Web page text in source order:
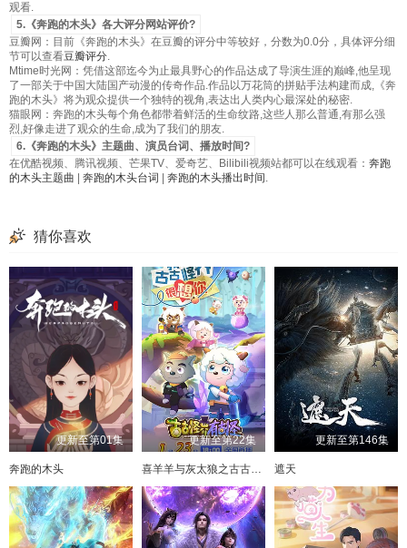
观看.
5.《奔跑的木头》各大评分网站评价?
豆瓣网：目前《奔跑的木头》在豆瓣的评分中等较好，分数为0.0分，具体评分细
节可以查看豆瓣评分.
Mtime时光网：凭借这部迄今为止最具野心的作品达成了导演生涯的巅峰,他呈现
了一部关于中国大陆国产动漫的传奇作品.作品以万花筒的拼贴手法构建而成,《奔
跑的木头》将为观众提供一个独特的视角,表达出人类内心最深处的秘密.
猫眼网：奔跑的木头每个角色都带着鲜活的生命纹路,这些人那么普通,有那么强
烈,好像走进了观众的生命,成为了我们的朋友.
6.《奔跑的木头》主题曲、演员台词、播放时间?
在优酷视频、腾讯视频、芒果TV、爱奇艺、Bilibili视频站都可以在线观看： 奔跑
的木头主题曲
奔跑的木头台词 奔跑的木头播出时间 .
猜你喜欢
更新至第01集
奔跑的木头
更新至第22集
喜羊羊与灰太狼之古古怪界有古怪
更新至第146集
遮天